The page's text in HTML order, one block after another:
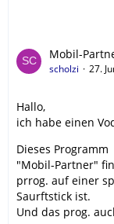
Mobil-
scholzi 27.
Hallo,
ich habe einen
Dieses Programm
"Mobil-Partner"
prrog. auf einer
Saurftstick ist.
Und das prog.